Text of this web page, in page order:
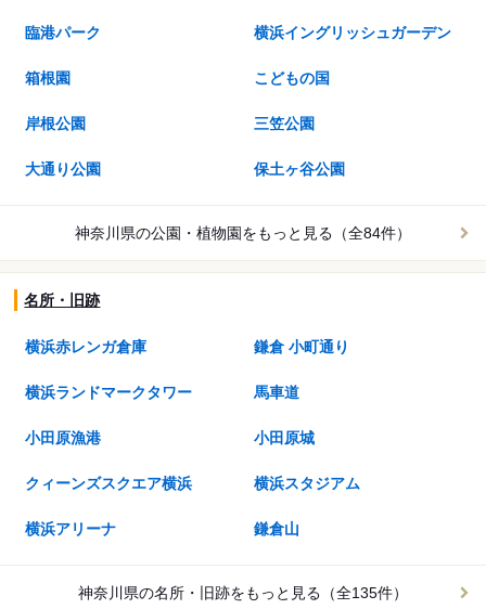
臨港パーク 横浜イングリッシュガーデン
箱根園 こどもの国
岸根公園 三笠公園
大通り公園 保土ヶ谷公園
神奈川県の公園・植物園をもっと見る（全84件）
名所・旧跡
横浜赤レンガ倉庫 鎌倉 小町通り
横浜ランドマークタワー 馬車道
小田原漁港 小田原城
クィーンズスクエア横浜 横浜スタジアム
横浜アリーナ 鎌倉山
神奈川県の名所・旧跡をもっと見る（全135件）